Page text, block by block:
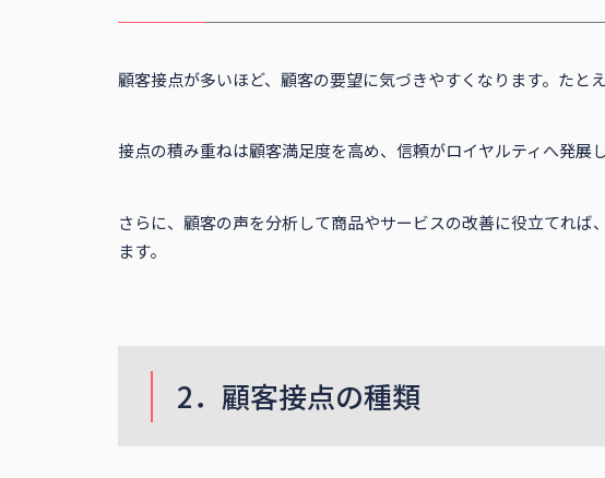
顧客接点が多いほど、顧客の要望に気づきやすくなります。たと
接点の積み重ねは顧客満足度を高め、信頼がロイヤルティへ発展
さらに、顧客の声を分析して商品やサービスの改善に役立てれ
ます。
2．顧客接点の種類